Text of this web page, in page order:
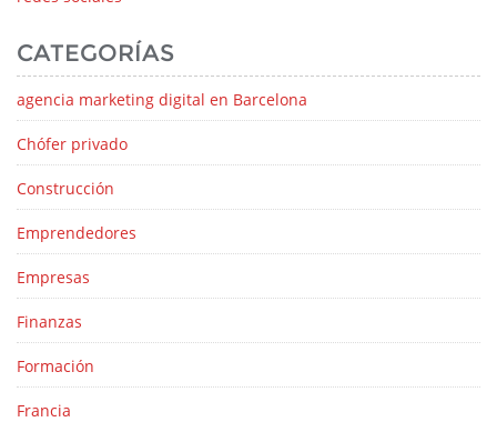
CATEGORÍAS
agencia marketing digital en Barcelona
Chófer privado
Construcción
Emprendedores
Empresas
Finanzas
Formación
Francia